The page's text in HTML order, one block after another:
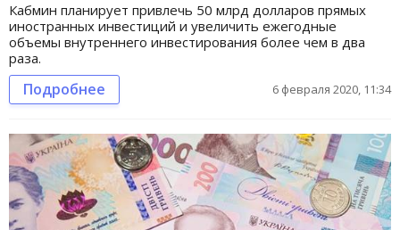
Кабмин планирует привлечь 50 млрд долларов прямых
иностранных инвестиций и увеличить ежегодные
объемы внутреннего инвестирования более чем в два
раза.
Подробнее 6 февраля 2020, 11:34